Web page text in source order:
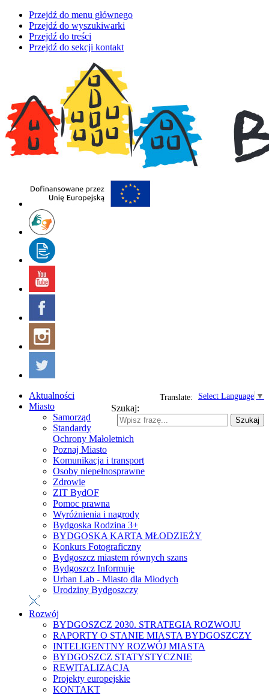
Przejdź do menu głównego
Przejdź do wyszukiwarki
Przejdź do treści
Przejdź do sekcji kontakt
Select Language ▼
Translate:
Szukaj:
Szukaj
Aktualności
Miasto
Samorząd
Standardy
Ochrony Małoletnich
Poznaj Miasto
Komunikacja i transport
Osoby niepełnosprawne
Zdrowie
ZIT BydOF
Pomoc prawna
Wyróżnienia i nagrody
Bydgoska Rodzina 3+
BYDGOSKA KARTA MŁODZIEŻY
Konkurs Fotograficzny
Bydgoszcz miastem równych szans
Bydgoszcz Informuje
Urban Lab - Miasto dla Młodych
Urodziny Bydgoszczy
Rozwój
BYDGOSZCZ 2030. STRATEGIA ROZWOJU
RAPORTY O STANIE MIASTA BYDGOSZCZY
INTELIGENTNY ROZWÓJ MIASTA
BYDGOSZCZ STATYSTYCZNIE
REWITALIZACJA
Projekty europejskie
KONTAKT